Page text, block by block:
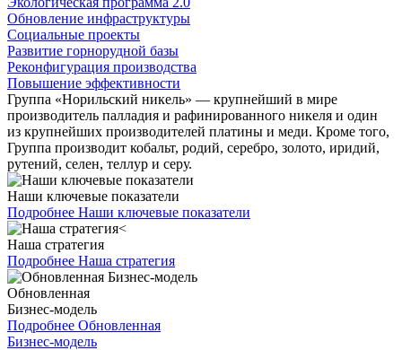
Обновление инфраструктуры
Социальные проекты
Развитие горнорудной базы
Реконфигурация производства
Повышение эффективности
Группа «Норильский никель» — крупнейший в мире
производитель палладия и рафинированного никеля и один
из крупнейших производителей платины и меди. Кроме того,
Группа производит кобальт, родий, серебро, золото, иридий,
рутений, селен, теллур и серу.
Наши ключевые показатели
Подробнее Наши ключевые показатели
Наша стратегия
Подробнее Наша стратегия
Обновленная
Бизнес-модель
Подробнее Обновленная
Бизнес-модель